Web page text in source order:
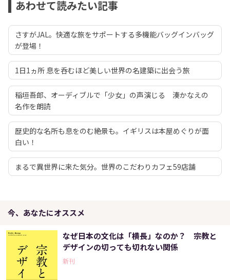
あわせて読みたい記事
さすがJAL。快適な旅をサポートする多機能バッグインバッグ
が登場！
1日1ヵ所 息を呑むほど美しい世界の名建築に出会う旅
稲垣吾郎、オーディブルで「少女」の声演じる 湊かなえの
名作を朗読
歴史的な名所も息をのむ絶景も。イギリスは本屋めぐりが面
白い！
まるで異世界に来た気分。世界のこだわりカフェ59店舗
今、あなたにオススメ
なぜ日本の文化は「横長」なのか？ 宗教と
デザインの切っても切れない関係
新刊